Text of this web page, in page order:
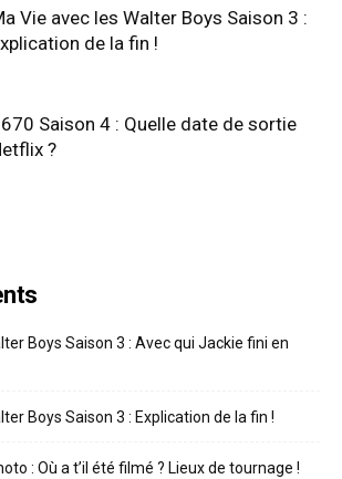
Vie avec les Walter Boys Saison 3 :
de la fin !
Saison 4 : Quelle date de sortie
?
Boys Saison 3 : Avec qui Jackie fini en
Boys Saison 3 : Explication de la fin !
: Où a t’il été filmé ? Lieux de tournage !